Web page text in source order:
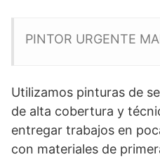
PINTOR URGENTE
Utilizamos pinturas de
de alta cobertura y
entregar trabajos en
con materiales de